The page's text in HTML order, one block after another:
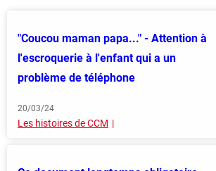
"Coucou maman papa..." - Attention à
l'escroquerie à l'enfant qui a un
problème de téléphone
20/03/24
Les histoires de CCM